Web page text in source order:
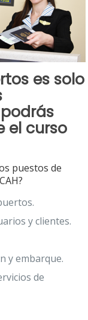
es solo
el curso
puestos de
y clientes.
y embarque.
de